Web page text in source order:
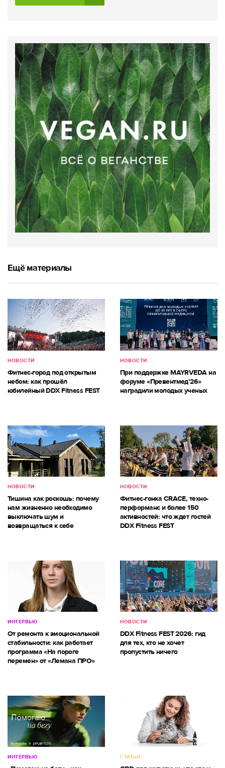
Ещё материалы
НОВОСТИ
Фитнес-город под открытым
небом: как прошёл
юбилейный DDX Fitness FEST
НОВОСТИ
При поддержке MAYRVEDA на
форуме «Превентмед’26»
наградили молодых ученых
НОВОСТИ
Тишина как роскошь: почему
нам жизненно необходимо
выключать шум и
возвращаться к себе
НОВОСТИ
Фитнес-гонка CRACE, техно-
перформанс и более 150
активностей: что ждет гостей
DDX Fitness FEST
ИНТЕРВЬЮ
От ремонта к эмоциональной
стабильности: как работает
программа «На пороге
перемен» от «Лемана ПРО»
НОВОСТИ
DDX Fitness FEST 2026: гид
для тех, кто не хочет
пропустить ничего
ИНТЕРВЬЮ СТАТЬИ